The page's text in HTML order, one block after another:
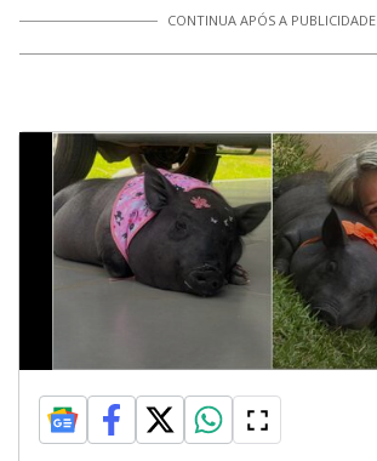
CONTINUA APÓS A PUBLICIDADE